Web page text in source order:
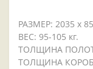
РАЗМЕР: 2035 x
ВЕС: 95-105 кг.
ТОЛЩИНА
ТОЛЩИНА